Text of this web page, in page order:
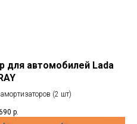
для автомобилей Lada
(2 шт)
р.